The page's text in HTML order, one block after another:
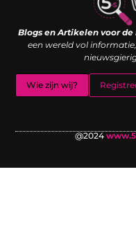
Blogs en Artikelen voor
een wereld vol
Wie zijn wij?
@2024